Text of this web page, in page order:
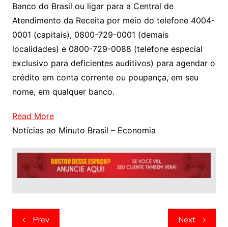
Banco do Brasil ou ligar para a Central de
Atendimento da Receita por meio do telefone 4004-
0001 (capitais), 0800-729-0001 (demais
localidades) e 0800-729-0088 (telefone especial
exclusivo para deficientes auditivos) para agendar o
crédito em conta corrente ou poupança, em seu
nome, em qualquer banco.
Read More
Notícias ao Minuto Brasil – Economia
Navegação
Prev Next